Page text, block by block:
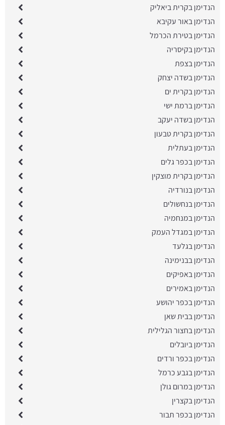
הנדימן בקרית ביאליק
הנדימן באור עקיבא
הנדימן בטירת הכרמל
הנדימן בקיסריה
הנדימן בצפת
הנדימן בשדה יצחק
הנדימן בקרית ים
הנדימן ברמת ישי
הנדימן בשדה יעקב
הנדימן בקרית טבעון
הנדימן בעתלית
הנדימן בכפר גלים
הנדימן בקרית מוצקין
הנדימן בנורדיה
הנדימן בנחשולים
הנדימן במנחמיה
הנדימן במגדל העמק
הנדימן בגלעד
הנדימן בבנימינה
הנדימן באפיקים
הנדימן באמירים
הנדימן בכפר יהושע
הנדימן בבית שאן
הנדימן בחצור הגלילית
הנדימן ביובלים
הנדימן בכפר ורדים
הנדימן בגבע כרמל
הנדימן במרום גולן
הנדימן בקצרין
הנדימן בכפר תבור